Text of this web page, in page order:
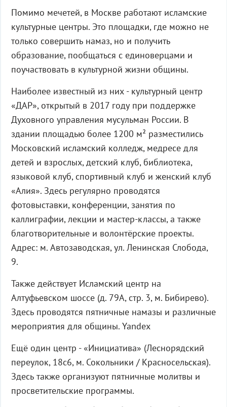
Помимо мечетей, в Москве работают исламские
культурные центры. Это площадки, где можно не
только совершить намаз, но и получить
образование, пообщаться с единоверцами и
поучаствовать в культурной жизни общины.
Наиболее известный из них - культурный центр
«ДАР», открытый в 2017 году при поддержке
Духовного управления мусульман России. В
здании площадью более 1200 м² разместились
Московский исламский колледж, медресе для
детей и взрослых, детский клуб, библиотека,
языковой клуб, спортивный клуб и женский клуб
«Алия». Здесь регулярно проводятся
фотовыставки, конференции, занятия по
каллиграфии, лекции и мастер-классы, а также
благотворительные и волонтёрские проекты.
Адрес: м. Автозаводская, ул. Ленинская Слобода,
9.
Также действует Исламский центр на
Алтуфьевском шоссе (д. 79А, стр. 3, м. Бибирево).
Здесь проводятся пятничные намазы и различные
мероприятия для общины. Yandex
Ещё один центр - «Инициатива» (Леснорядский
переулок, 18с6, м. Сокольники / Красносельская).
Здесь также организуют пятничные молитвы и
просветительские программы.